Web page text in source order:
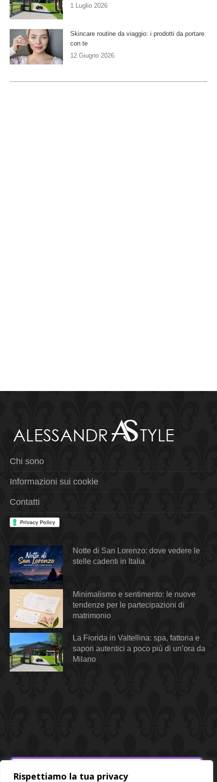
Rispettiamo la tua privacy
1 Luglio 2026
Skincare routine da viaggio: i prodotti da portare
con te
12 Giugno 2026
Chi sono
Informazioni sui cookie
Contatti
Notte di San Lorenzo: dove vedere le
stelle cadenti in Italia
Minimalismo e sentimento: le nuove
tendenze per le partecipazioni di
matrimonio
La Fiorida in Valtellina: spa, fattoria e
sapori autentici a poco più di un’ora da
Milano